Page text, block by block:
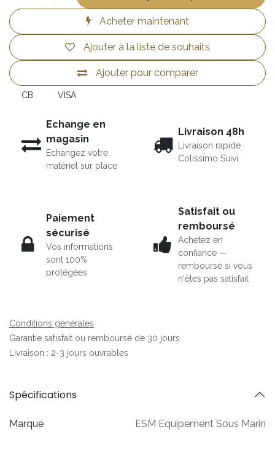
Acheter maintenant
Ajouter pour comparer
Ajouter à la liste de souhaits
CB VISA
Echange en
magasin
Echangez votre
matériel sur place
Livraison 48h
Livraison rapide
Colissimo Suivi
Paiement
sécurisé
Vos informations
sont 100%
protégées
Satisfait ou
remboursé
Achetez en
confiance —
remboursé si vous
n'êtes pas satisfait
Conditions générales
Garantie satisfait ou remboursé de 30 jours
Livraison : 2-3 jours ouvrables
Spécifications
Marque ESM Equipement Sous Marin